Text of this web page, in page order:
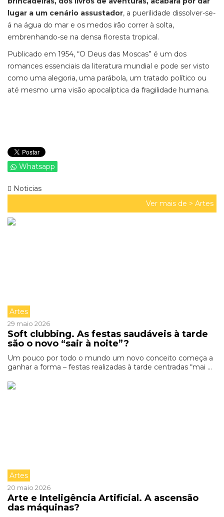
lugar a um cenário assustador, a puerilidade dissolver-se-
á na água do mar e os medos irão correr à solta,
embrenhando-se na densa floresta tropical.
Publicado em 1954, “O Deus das Moscas” é um dos
romances essenciais da literatura mundial e pode ser visto
como uma alegoria, uma parábola, um tratado político ou
até mesmo uma visão apocalíptica da fragilidade humana.
Whatsapp
Noticias
Ver mais de > Artes
Artes
29 maio 2026
Soft clubbing. As festas saudáveis à tarde
são o novo “sair à noite”?
Um pouco por todo o mundo um novo conceito começa a
ganhar a forma – festas realizadas à tarde centradas “mai ...
Artes
20 maio 2026
Arte e Inteligência Artificial. A ascensão
das máquinas?